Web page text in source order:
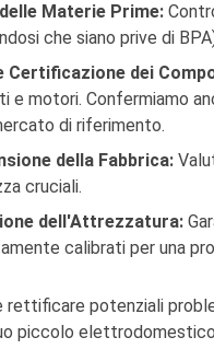
Materie Prime:
che siano prive di
Certificazione dei
e motori. Confermiamo
di riferimento.
della Fabbrica:
cruciali.
dell'Attrezzatura:
calibrati per una
rettificare potenziali
piccolo elettrodomestico